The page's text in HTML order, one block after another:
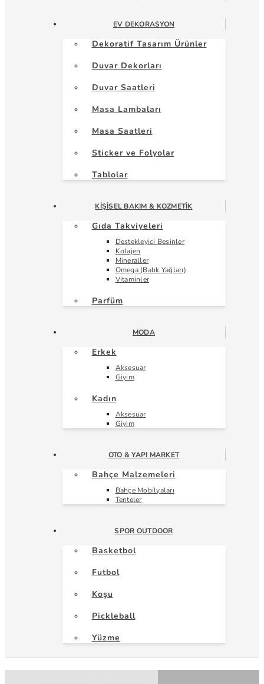
EV DEKORASYON
Dekoratif Tasarım Ürünler
Duvar Dekorları
Duvar Saatleri
Masa Lambaları
Masa Saatleri
Sticker ve Folyolar
Tablolar
KIŞISEL BAKIM & KOZMETIK
Gıda Takviyeleri
Destekleyici Besinler
Kolajen
Mineraller
Omega (Balık Yağları)
Vitaminler
Parfüm
MODA
Erkek
Aksesuar
Giyim
Kadın
Aksesuar
Giyim
OTO & YAPI MARKET
Bahçe Malzemeleri
Bahçe Mobilyaları
Tenteler
SPOR OUTDOOR
Basketbol
Futbol
Koşu
Pickleball
Yüzme